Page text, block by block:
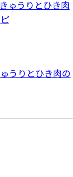
うりとひき肉の